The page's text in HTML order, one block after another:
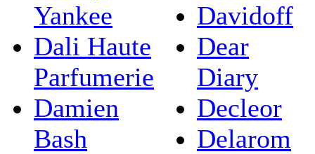
Yankee
Dali Haute
Parfumerie
Damien
Bash
Davidoff
Dear
Diary
Decleor
Delarom